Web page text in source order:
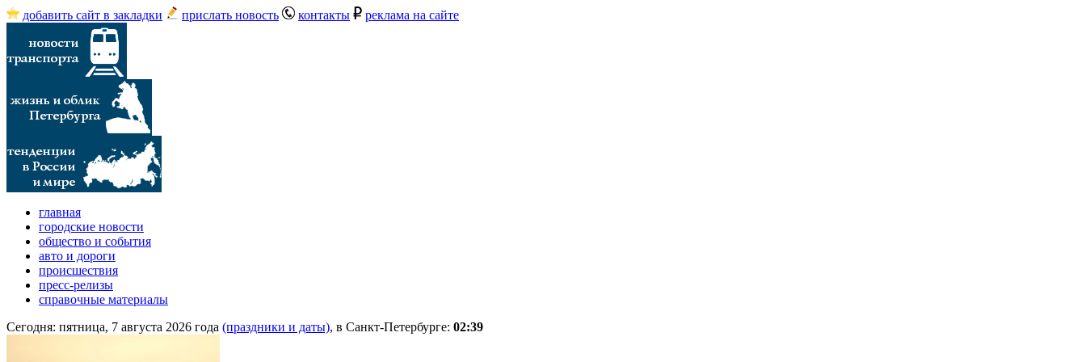
добавить сайт в закладки прислать новость контакты реклама на сайте
главная
городские новости
общество и события
авто и дороги
происшествия
пресс-релизы
справочные материалы
Сегодня: пятница, 7 августа 2026 года (праздники и даты), в Санкт-Петербурге: 02:39